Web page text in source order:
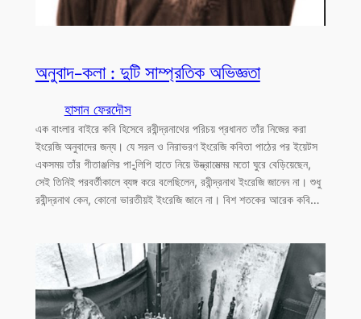
অনুবাদ-কলা : দুটি সাম্প্রতিক অভিজ্ঞতা
হাসান ফেরদৌস
এক বাংলার বাইরে কবি হিসেবে রবীন্দ্রনাথের পরিচয় প্রধানত তাঁর নিজের করা
ইংরেজি অনুবাদের জন্য। যে সরল ও নিরাভরণ ইংরেজি কবিতা পাঠের পর ইয়েটস
একসময় তাঁর গীতাঞ্জলির পা-ুলিপি হাতে নিয়ে উদ্ভ্রামেত্মর মতো ঘুরে বেড়িয়েছেন,
সেই তিনিই পরবর্তীকালে ব্যঙ্গ করে বলেছিলেন, রবীন্দ্রনাথ ইংরেজি জানেন না। শুধু
রবীন্দ্রনাথ কেন, কোনো ভারতীয়ই ইংরেজি জানে না। বিশ শতকের আরেক কবি…